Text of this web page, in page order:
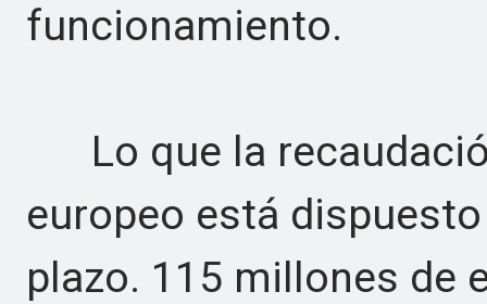
funcionamiento.
Lo que la
europeo está
plazo. 115 millones de